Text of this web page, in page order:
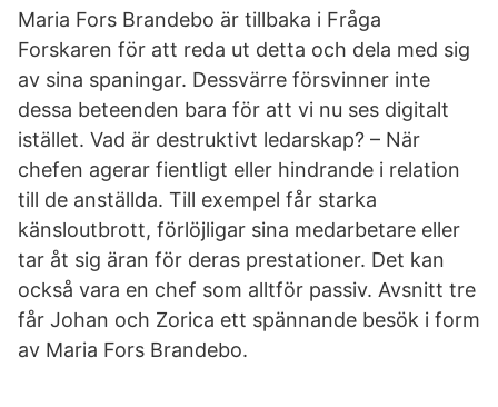
Maria Fors Brandebo är tillbaka i Fråga
Forskaren för att reda ut detta och dela med sig
av sina spaningar. Dessvärre försvinner inte
dessa beteenden bara för att vi nu ses digitalt
istället. Vad är destruktivt ledarskap? – När
chefen agerar fientligt eller hindrande i relation
till de anställda. Till exempel får starka
känsloutbrott, förlöjligar sina medarbetare eller
tar åt sig äran för deras prestationer. Det kan
också vara en chef som alltför passiv. Avsnitt tre
får Johan och Zorica ett spännande besök i form
av Maria Fors Brandebo.